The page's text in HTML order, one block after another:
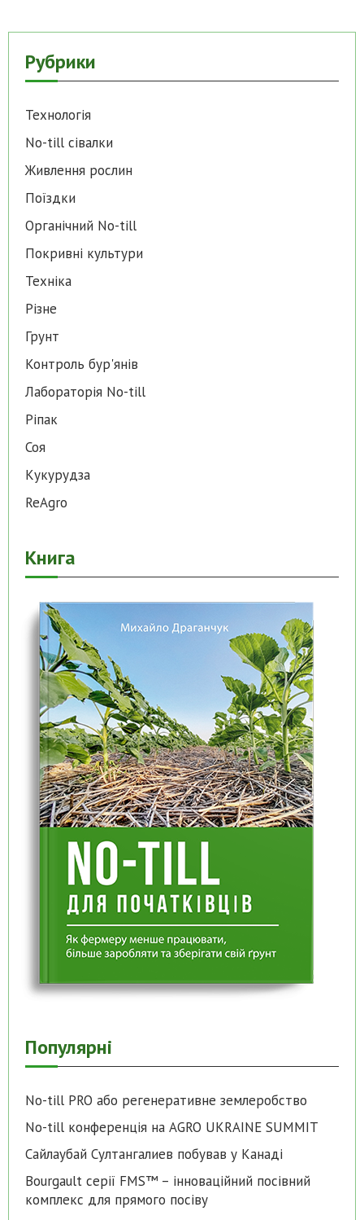
Рубрики
Технологія
No-till cівалки
Живлення рослин
Поїздки
Органічний No-till
Покривні культури
Техніка
Різне
Грунт
Контроль бур'янів
Лабораторія No-till
Ріпак
Соя
Кукурудза
ReAgro
Книга
Популярні
No-till PRO або регенеративне землеробство
No-till конференція на AGRO UKRAINE SUMMIT
Сайлаубай Султангалиев побував у Канаді
Bourgault серії FMS™ – інноваційний посівний
комплекс для прямого посіву